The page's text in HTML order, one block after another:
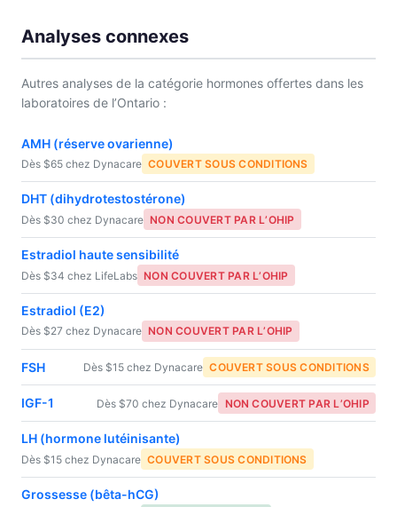
Analyses connexes
Autres analyses de la catégorie hormones offertes dans les
laboratoires de l’Ontario :
AMH (réserve ovarienne)
Dès $65 chez Dynacare COUVERT SOUS CONDITIONS
DHT (dihydrotestostérone)
Dès $30 chez Dynacare NON COUVERT PAR L’OHIP
Estradiol haute sensibilité
Dès $34 chez LifeLabs NON COUVERT PAR L’OHIP
Estradiol (E2)
Dès $27 chez Dynacare NON COUVERT PAR L’OHIP
FSH Dès $15 chez Dynacare COUVERT SOUS CONDITIONS
IGF-1 Dès $70 chez Dynacare NON COUVERT PAR L’OHIP
LH (hormone lutéinisante)
Dès $15 chez Dynacare COUVERT SOUS CONDITIONS
Grossesse (bêta-hCG)